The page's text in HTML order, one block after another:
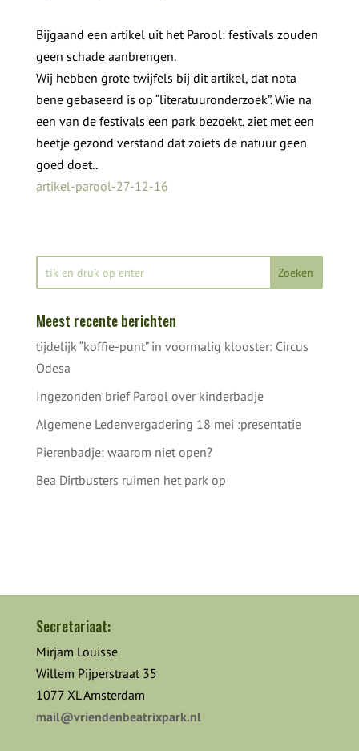
Bijgaand een artikel uit het Parool: festivals zouden
geen schade aanbrengen.
Wij hebben grote twijfels bij dit artikel, dat nota
bene gebaseerd is op “literatuuronderzoek”. Wie na
een van de festivals een park bezoekt, ziet met een
beetje gezond verstand dat zoiets de natuur geen
goed doet..
artikel-parool-27-12-16
Meest recente berichten
tijdelijk “koffie-punt” in voormalig klooster: Circus
Odesa
Ingezonden brief Parool over kinderbadje
Algemene Ledenvergadering 18 mei :presentatie
Pierenbadje: waarom niet open?
Bea Dirtbusters ruimen het park op
Secretariaat:
Mirjam Louisse
Willem Pijperstraat 35
1077 XL Amsterdam
mail@vriendenbeatrixpark.nl